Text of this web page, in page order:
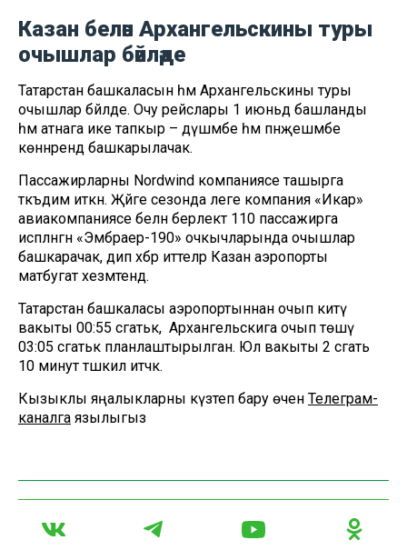
Казан белән Архангельскины туры
очышлар бәйләде
Татарстан башкаласын һәм Архангельскины туры
очышлар бәйләде. Очу рейслары 1 июньдә башланды
һәм атнага ике тапкыр – дүшәмбе һәм пәнҗешәмбе
көннәрендә башкарылачак.
Пассажирларны Nordwind компаниясе ташырга
тәкъдим иткән. Җәйге сезонда әлеге компания «Икар»
авиакомпаниясе белән берлектә 110 пассажирга
исәпләнгән «Эмбраер-190» очкычларында очышлар
башкарачак, дип хәбәр иттеләр Казан аэропорты
матбугат хезмәтендә.
Татарстан башкаласы аэропортыннан очып китү
вакыты 00:55 сәгатькә, ә Архангельскига очып төшү
03:05 сәгатькә планлаштырылган. Юл вакыты 2 сәгать
10 минут тәшкил итәчәк.
Кызыклы яңалыкларны күзәтеп бару өчен Телеграм-
каналга язылыгыз